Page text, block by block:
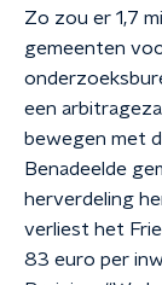
Zo zou er 1,7
gemeenten
een
bewegen met
Benadeelde
herverdeling
verliest het
83 euro per